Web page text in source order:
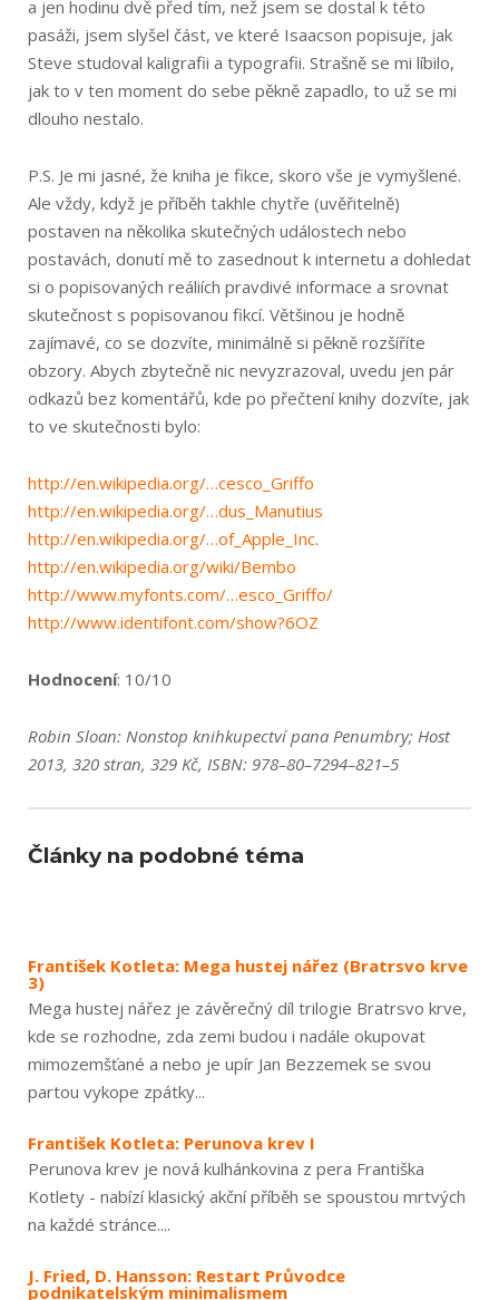
a jen hodinu dvě před tím, než jsem se dostal k této
pasáži, jsem slyšel část, ve které Isaacson popisuje, jak
Steve studoval kaligrafii a typografii. Strašně se mi líbilo,
jak to v ten moment do sebe pěkně zapadlo, to už se mi
dlouho nestalo.
P.S. Je mi jasné, že kniha je fikce, skoro vše je vymyšlené.
Ale vždy, když je příběh takhle chytře (uvěřitelně)
postaven na několika skutečných událostech nebo
postavách, donutí mě to zasednout k internetu a dohledat
si o popisovaných reáliích pravdivé informace a srovnat
skutečnost s popisovanou fikcí. Většinou je hodně
zajímavé, co se dozvíte, minimálně si pěkně rozšíříte
obzory. Abych zbytečně nic nevyzrazoval, uvedu jen pár
odkazů bez komentářů, kde po přečtení knihy dozvíte, jak
to ve skutečnosti bylo:
http://en.wiki­pedia.org/…ces­co_Griffo
http://en.wiki­pedia.org/…dus_Ma­nutius
http://en.wiki­pedia.org/…of_Ap­ple_Inc.
http://en.wiki­pedia.org/wiki­/Bembo
http://www.my­fonts.com/…es­co_Griffo/
http://www.iden­tifont.com/show?6OZ
Hodnocení: 10/10
Robin Sloan: Nonstop knihkupectví pana Penumbry; Host
2013, 320 stran, 329 Kč, ISBN: 978–80–7294–821–5
Články na podobné téma
František Kotleta: Mega hustej nářez (Bratrsvo krve
3)
Mega hustej nářez je závěrečný díl trilogie Bratrsvo krve,
kde se rozhodne, zda zemi budou i nadále okupovat
mimozemšťané a nebo je upír Jan Bezzemek se svou
partou vykope zpátky...
František Kotleta: Perunova krev I
Perunova krev je nová kulhánkovina z pera Františka
Kotlety - nabízí klasický akční příběh se spoustou mrtvých
na každé stránce....
J. Fried, D. Hansson: Restart Průvodce
podnikatelským minimalismem